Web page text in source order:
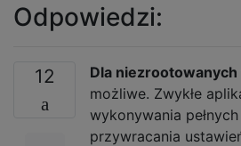
Odpowiedzi:
12 Dla
możliwe. Zwykłe
wykonywania
przywracania